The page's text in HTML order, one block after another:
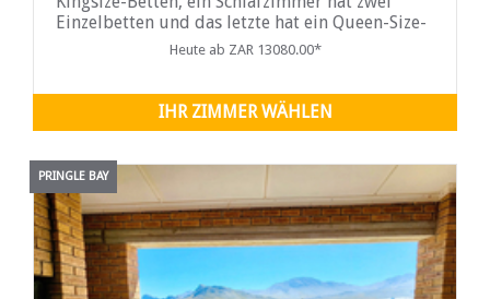
Einzelbetten und das letzte hat ein Queen-Size-
Bett. Einige der Schlafzimmer öffnen sich auf
Heute ab ZAR 13080.00*
IHR ZIMMER WÄHLEN
PRINGLE BAY